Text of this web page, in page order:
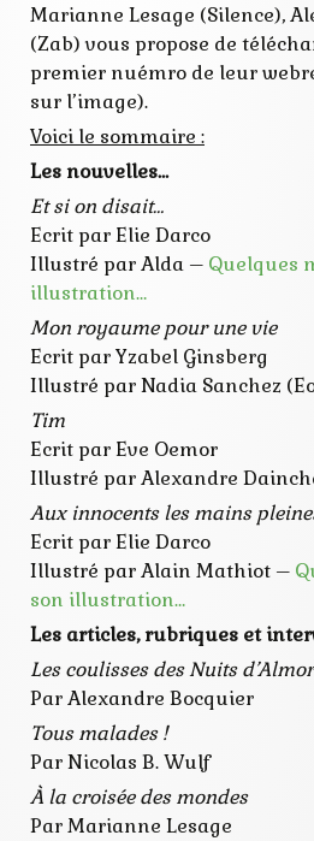
Marianne Lesage (Silence),
(Zab) vous propose de
premier nuémro de leur
sur l’image).
Voici le sommaire :
Les nouvelles…
Et si on disait…
Ecrit par Elie Darco
Illustré par Alda – Quelques
illustration…
Mon royaume pour une vie
Ecrit par Yzabel Ginsberg
Illustré par Nadia Sanchez
Tim
Ecrit par Eve Oemor
Illustré par Alexandre
Aux innocents les mains
Ecrit par Elie Darco
Illustré par Alain Mathiot –
son illustration…
Les articles, rubriques et
Les coulisses des Nuits d’Almor
Par Alexandre Bocquier
Tous malades !
Par Nicolas B. Wulf
À la croisée des mondes
Par Marianne Lesage